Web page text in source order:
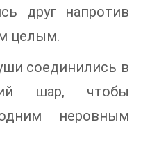
друг напротив
целым.
соединились в
шар, чтобы
неровным